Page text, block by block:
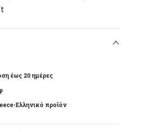
έως 20 ημέρες
Ελληνικό προϊόν